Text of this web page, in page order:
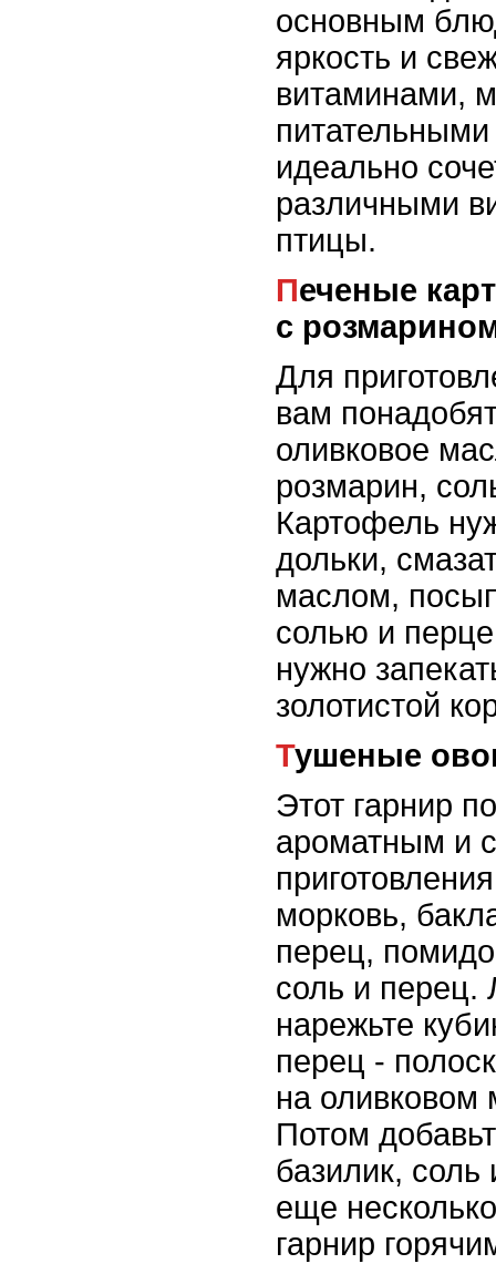
основным
яркость и
витаминами,
идеально
различными
птицы.
Печеные картофельные дольки
с
Для
вам
оливковое
розмарин,
Картофель
дольки,
маслом,
солью и
нужно
золотистой
Тушеные
Этот гарнир
ароматным и
морковь,
перец,
соль и перец.
нарежьте
перец -
на оливковом
Потом
базилик,
еще
гарнир